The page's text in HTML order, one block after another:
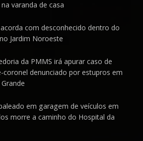
varanda de casa
com desconhecido dentro do
Jardim Noroeste
da PMMS irá apurar caso de
coronel denunciado por estupros em
em garagem de veículos em
morre a caminho do Hospital da